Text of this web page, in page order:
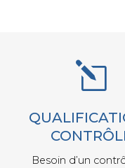
l
Besoin d’un